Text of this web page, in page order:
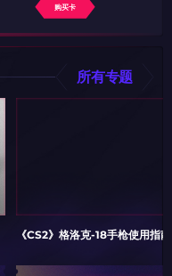
购买卡
所有专题
《CS2》格洛克-18手枪使用指